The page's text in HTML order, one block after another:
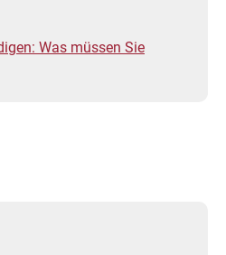
Was müssen Sie